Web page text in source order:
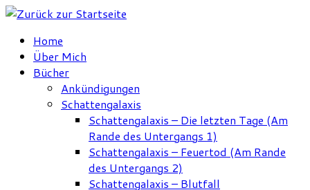
Zum
springenHome
Über Mich
Bücher
Ankündigungen
Schattengalaxis
Schattengalaxis – Die letzten Tage (Am
Rande des Untergangs 1)
Schattengalaxis – Feuertod (Am Rande
des Untergangs 2)
Schattengalaxis – Blutfall